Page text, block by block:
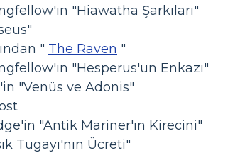
"Hiawatha Şarkıları"
" The Raven "
"Hesperus'un Enkazı"
"Venüs ve Adonis"
"Antik Mariner'ın Kirecini"
Tugayı'nın Ücreti"